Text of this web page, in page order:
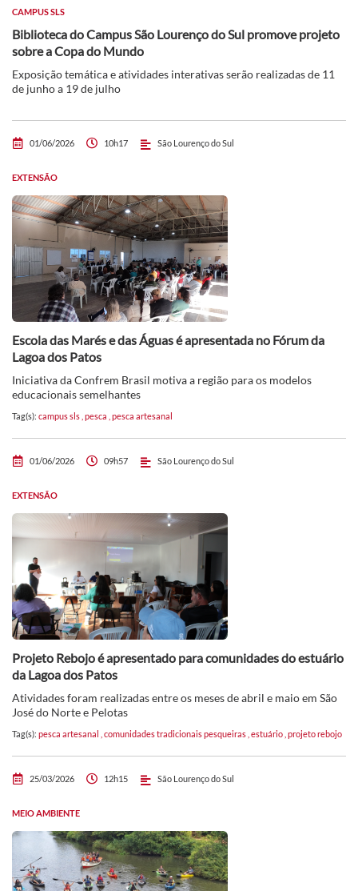
CAMPUS SLS
Biblioteca do Campus São Lourenço do Sul promove projeto
sobre a Copa do Mundo
Exposição temática e atividades interativas serão realizadas de 11
de junho a 19 de julho
01/06/2026 10h17 São Lourenço do Sul
EXTENSÃO
Escola das Marés e das Águas é apresentada no Fórum da
Lagoa dos Patos
Iniciativa da Confrem Brasil motiva a região para os modelos
educacionais semelhantes
Tag(s): campus sls pesca pesca artesanal
01/06/2026 09h57 São Lourenço do Sul
EXTENSÃO
Projeto Rebojo é apresentado para comunidades do estuário
da Lagoa dos Patos
Atividades foram realizadas entre os meses de abril e maio em São
José do Norte e Pelotas
Tag(s): pesca artesanal comunidades tradicionais pesqueiras estuário projeto rebojo
25/03/2026 12h15 São Lourenço do Sul
MEIO AMBIENTE